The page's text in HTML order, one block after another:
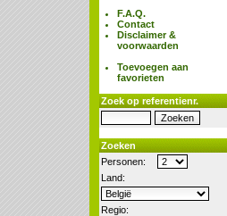
F.A.Q.
Contact
Disclaimer &
voorwaarden
Toevoegen aan
favorieten
Zoek op referentienr.
Zoeken
Personen:
Land:
Regio: